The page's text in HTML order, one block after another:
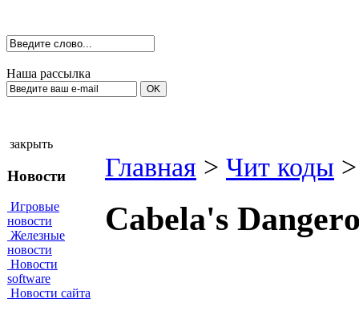
Наша рассылка
закрыть
Новости
Игровые
новости
Железные
новости
Новости
software
Новости сайта
Главная > Чит коды >
Саbelа's